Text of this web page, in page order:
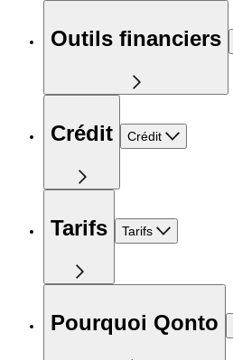
Outils financiers
Crédit Crédit
Tarifs Tarifs
Pourquoi Qonto